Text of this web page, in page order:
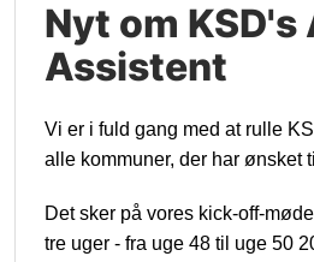
Nyt om KSD's
Assistent
Vi er i fuld gang med at rulle
alle kommuner, der har ønsket
Det sker på vores kick-off-
tre uger - fra uge 48 til uge 50